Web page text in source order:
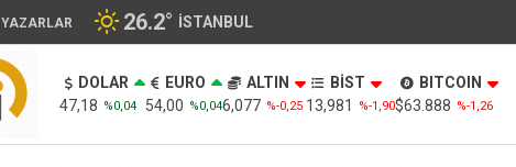
YAZARLAR 26.2° İSTANBUL
DOLAR
47,18 %0,04
EURO
54,00 %0,04
ALTIN
6,077 %-0,25
BİST
13,981
%-1,90
BITCOIN
$63.888 %-1,26